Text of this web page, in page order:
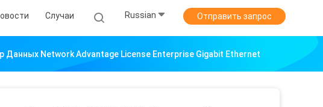
Случаи Russian Отправить запрос
Network Advantage License Enterprise Gigabit Ethernet